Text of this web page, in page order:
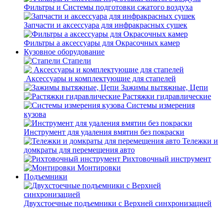
Фильтры и Системы подготовки сжатого воздуха
Запчасти и аксессуара для инфракрасных сушек
Фильтры а аксессуары для Окрасочных камер
Кузовное оборудование
Стапели
Аксессуары и комплектующие для стапелей
Зажимы вытяжные, Цепи
Растяжки гидравлические
Системы измерения
кузова
Инструмент для удаления вмятин без покраски
Тележки и
домкраты для перемещения авто
Рихтовочный инструмент
Монтировки
Подъемники
Двухстоечные подъемники с Верхней синхронизацией